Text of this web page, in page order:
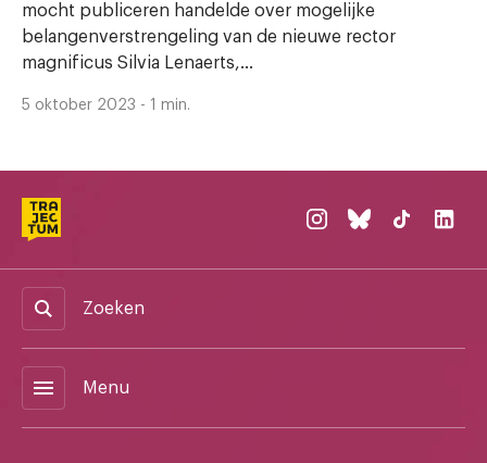
mocht publiceren handelde over mogelijke
belangenverstrengeling van de nieuwe rector
magnificus Silvia Lenaerts,...
5 oktober 2023 - 1 min.
Zoeken
menu Menu